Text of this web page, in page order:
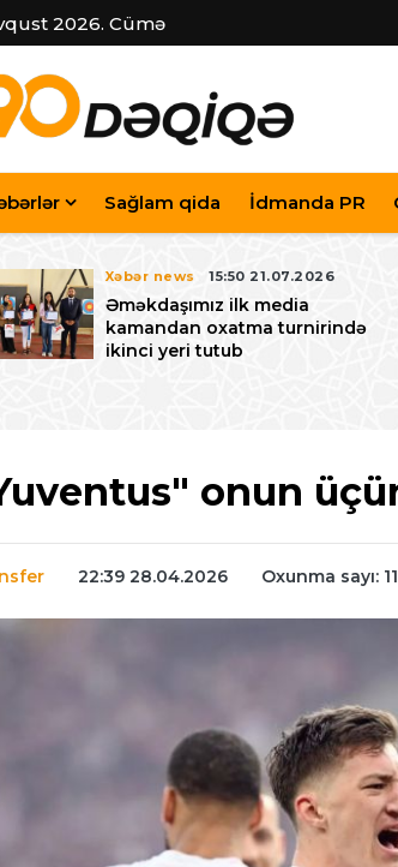
2026. Cümə
Sağlam qida İdmanda PR
Xəbər news 15:50 21.07.2026
Əməkdaşımız ilk media
kamandan oxatma turnirində
ikinci yeri tutub
onun
22:39 28.04.2026 Oxunma sayı: